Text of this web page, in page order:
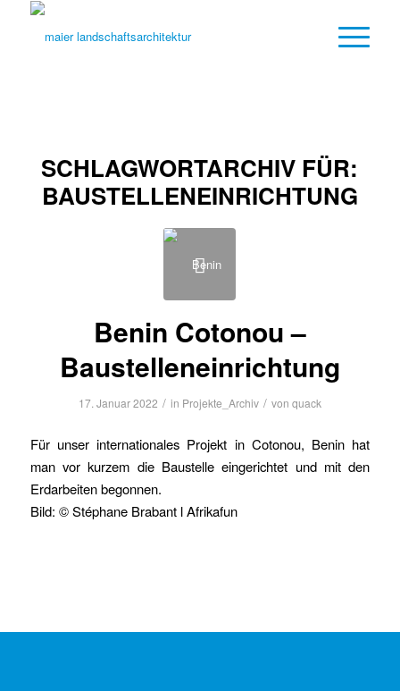
SCHLAGWORTARCHIV FÜR:
BAUSTELLENEINRICHTUNG
Benin Cotonou –
Baustelleneinrichtung
17. Januar 2022 / in Projekte_Archiv / von quack
Für unser internationales Projekt in Cotonou, Benin hat
man vor kurzem die Baustelle eingerichtet und mit den
Erdarbeiten begonnen.
Bild: © Stéphane Brabant l Afrikafun